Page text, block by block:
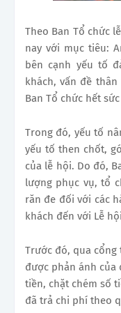
Theo Ban Tổ chức
nay với mục tiêu:
bên cạnh yếu tố
khách, vấn đề
Ban Tổ chức hết
Trong đó, yếu tố
yếu tố then chốt,
của lễ hội. Do đó,
lượng phục vụ, tổ
răn đe đối với các
khách đến với Lễ
Trước đó, qua cổng
được phản ánh của
tiền, chặt chém số
đã trả chi phí theo